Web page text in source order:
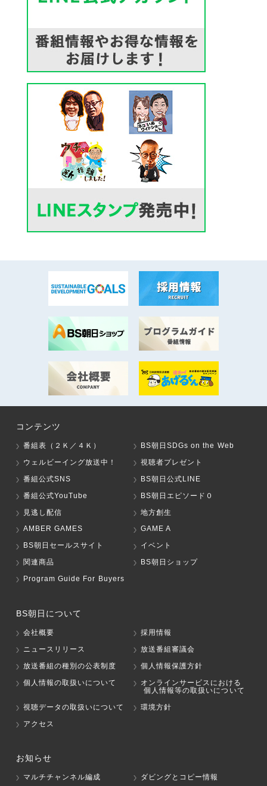
コンテンツ
番組表（２Ｋ／４Ｋ）
BS朝日SDGs on the Web
ウェルビーイング放送中！
視聴者プレゼント
番組公式SNS
BS朝日公式LINE
番組公式YouTube
BS朝日エピソード０
見逃し配信
地方創生
AMBER GAMES
GAME A
BS朝日セールスサイト
イベント
関連商品
BS朝日ショップ
Program Guide For Buyers
BS朝日について
会社概要
採用情報
ニュースリリース
放送番組審議会
放送番組の種別の公表制度
個人情報保護方針
個人情報の取扱いについて
オンラインサービスにおける
個人情報等の取扱いについて
視聴データの取扱いについて
環境方針
アクセス
お知らせ
マルチチャンネル編成 ダビングとコピー情報